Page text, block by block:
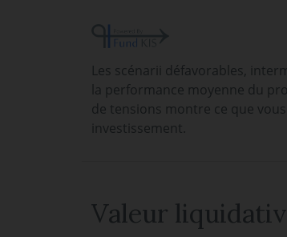
Les scénarii défavorables,
la performance moyenne du
de tensions montre ce que
investissement.
Valeur